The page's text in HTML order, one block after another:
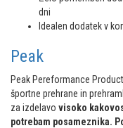
dni
Idealen dodatek v
Peak
Peak Pereformance
športne prehrane in
za izdelavo visoko
potrebam posameznika.